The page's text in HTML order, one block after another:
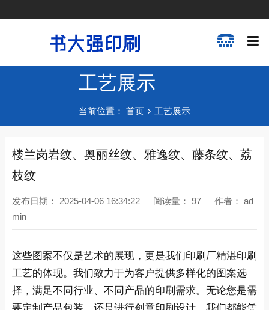
工艺展示
当前位置： 首页 工艺展示
楼兰岗岩纹、奥丽丝纹、雅逸纹、藤条纹、荔
枝纹
发布日期： 2025-04-06 16:34:22 阅读量： 97 作者： ad
min
这些图案不仅是艺术的展现，更是我们印刷厂精湛印刷
工艺的体现。我们致力于为客户提供多样化的图案选
择，满足不同行业、不同产品的印刷需求。无论您是需